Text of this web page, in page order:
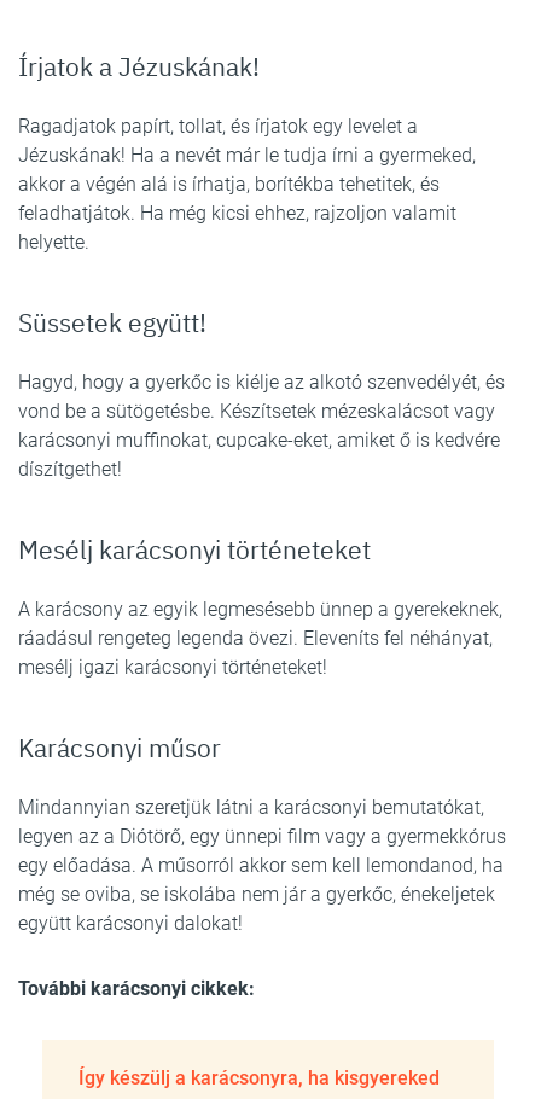
Írjatok a Jézuskának!
Ragadjatok papírt, tollat, és írjatok egy levelet a
Jézuskának! Ha a nevét már le tudja írni a gyermeked,
akkor a végén alá is írhatja, borítékba tehetitek, és
feladhatjátok. Ha még kicsi ehhez, rajzoljon valamit
helyette.
Süssetek együtt!
Hagyd, hogy a gyerkőc is kiélje az alkotó szenvedélyét, és
vond be a sütögetésbe. Készítsetek mézeskalácsot vagy
karácsonyi muffinokat, cupcake-eket, amiket ő is kedvére
díszítgethet!
Mesélj karácsonyi történeteket
A karácsony az egyik legmesésebb ünnep a gyerekeknek,
ráadásul rengeteg legenda övezi. Eleveníts fel néhányat,
mesélj igazi karácsonyi történeteket!
Karácsonyi műsor
Mindannyian szeretjük látni a karácsonyi bemutatókat,
legyen az a Diótörő, egy ünnepi film vagy a gyermekkórus
egy előadása. A műsorról akkor sem kell lemondanod, ha
még se oviba, se iskolába nem jár a gyerkőc, énekeljetek
együtt karácsonyi dalokat!
További karácsonyi cikkek:
Így készülj a karácsonyra, ha kisgyereked